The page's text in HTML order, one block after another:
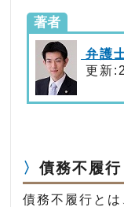
著者
弁護
更新
債務不履行
債務不履行と